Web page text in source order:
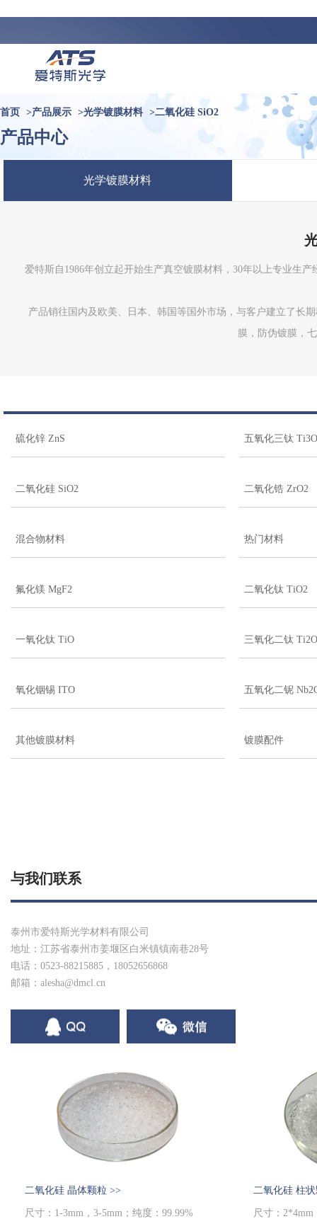
首页 >产品展示 >光学镀膜材料 >二氧化硅 SiO2
产品中心
光学镀膜材料
爱特斯自1986年创立起开始生产真空镀膜材料，30年以上专业生
产品销往国内及欧美、日本、韩国等国外市场，与客户建立了长
膜，防伪镀膜，
硫化锌 ZnS 五氧化三钛
二氧化硅 SiO2 二氧化锆 ZrO2
混合物材料 热门材料
氟化镁 MgF2 二氧化钛 TiO2
一氧化钛 TiO 三氧化二钛
氧化铟锡 ITO 五氧化二铌
其他镀膜材料 镀膜配件
与我们联系
泰州市爱特斯光学材料有限公司
地址：江苏省泰州市姜堰区白米镇镇南巷28号
电话：0523-88215885，18052656868
邮箱：alesha@dmcl.cn
二氧化硅 晶体颗粒 >>
尺寸：1-3mm，3-5mm；纯度：99.99%
二氧化硅 柱
尺寸：